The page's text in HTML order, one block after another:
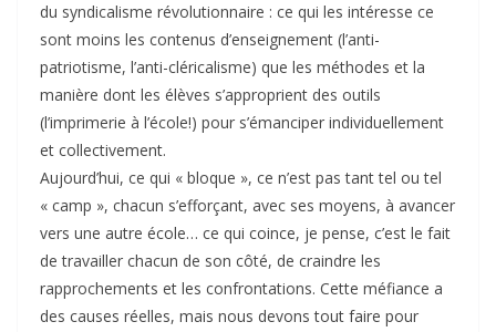
du syndicalisme révolutionnaire : ce qui les intéresse ce
sont moins les contenus d’enseignement (l’anti-
patriotisme, l’anti-cléricalisme) que les méthodes et la
manière dont les élèves s’approprient des outils
(l’imprimerie à l’école!) pour s’émanciper individuellement
et collectivement.
Aujourd’hui, ce qui « bloque », ce n’est pas tant tel ou tel
« camp », chacun s’efforçant, avec ses moyens, à avancer
vers une autre école… ce qui coince, je pense, c’est le fait
de travailler chacun de son côté, de craindre les
rapprochements et les confrontations. Cette méfiance a
des causes réelles, mais nous devons tout faire pour